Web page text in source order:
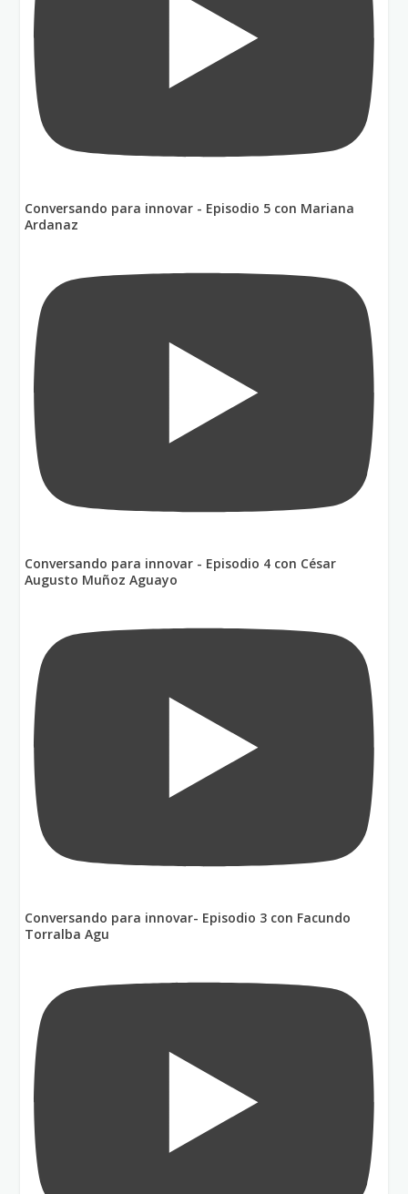
Conversando para innovar - Episodio 5 con Mariana
Ardanaz
Conversando para innovar - Episodio 4 con César
Augusto Muñoz Aguayo
Conversando para innovar- Episodio 3 con Facundo
Torralba Agu